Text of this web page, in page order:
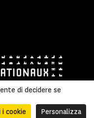
Plan du site
di decidere se
cookie Personalizza